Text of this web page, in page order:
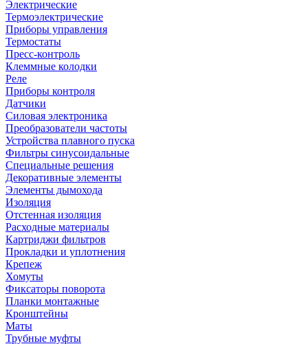
Электрические
Термоэлектрические
Приборы управления
Термостаты
Пресс-контроль
Клеммные колодки
Реле
Приборы контроля
Датчики
Силовая электроника
Преобразователи частоты
Устройства плавного пуска
Фильтры синусоидальные
Специальные решения
Декоративные элементы
Элементы дымохода
Изоляция
Отстенная изоляция
Расходные материалы
Картриджи фильтров
Прокладки и уплотнения
Крепеж
Хомуты
Фиксаторы поворота
Планки монтажные
Кронштейны
Маты
Трубные муфты